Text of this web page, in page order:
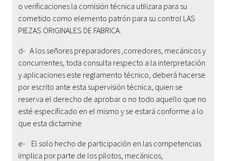
o verificaciones la comisión técnica utilizara para su
cometido como elemento patrón para su control LAS
PIEZAS ORIGINALES DE FABRICA.
d- A los señores preparadores ,corredores, mecánicos y
concurrentes, toda consulta respecto a la interpretación
y aplicaciones este reglamento técnico, deberá hacerse
por escrito ante esta supervisión técnica, quien se
reserva el derecho de aprobar o no todo aquello que no
esté especificado en el mismo y se estará conforme a lo
que esta dictamine
e- El solo hecho de participación en las competencias
implica por parte de los pilotos, mecánicos,